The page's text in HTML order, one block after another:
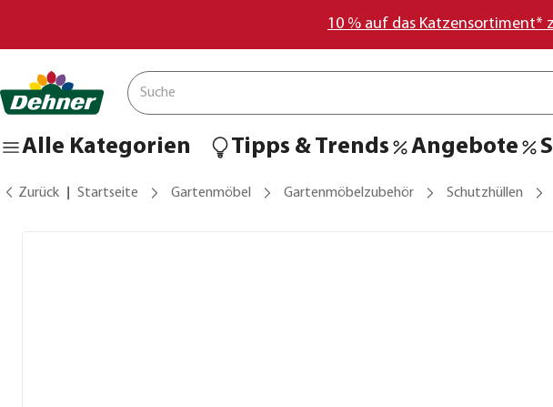
10 % auf das Katzensortiment*
Alle Kategorien Tipps & Trends Angebote
Zurück Startseite Gartenmöbel Gartenmöbelzubehör Schutzhüllen